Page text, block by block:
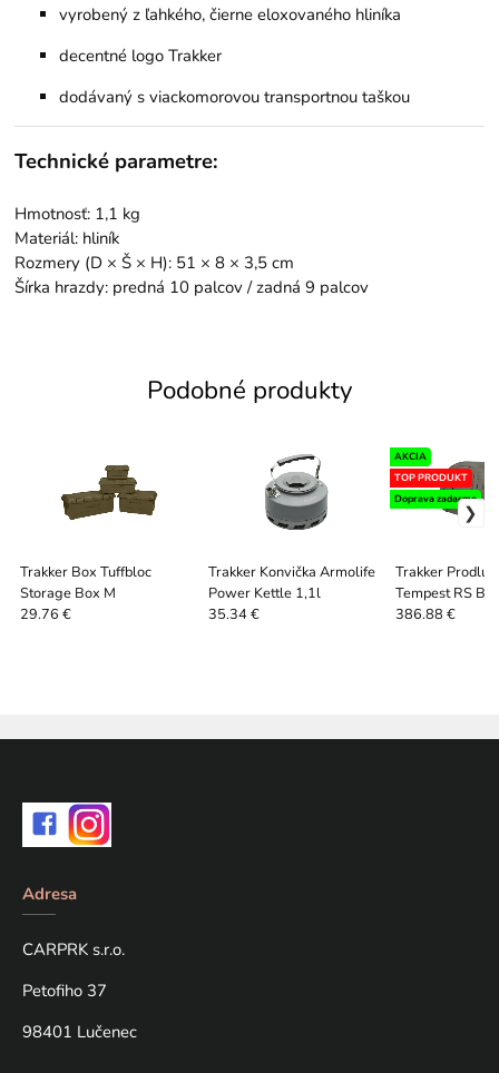
vyrobený z ľahkého, čierne eloxovaného hliníka
decentné logo Trakker
dodávaný s viackomorovou transportnou taškou
Technické parametre:
Hmotnosť: 1,1 kg
Materiál: hliník
Rozmery (D × Š × H): 51 × 8 × 3,5 cm
Šírka hrazdy: predná 10 palcov / zadná 9 palcov
Podobné produkty
Trakker Box Tuffbloc
Storage Box M
29.76 €
Trakker Konvička Armolife
Power Kettle 1,1l
35.34 €
Trakker
Tempest RS
Cap
AKCIA
TOP PRODUKT
Doprava zadarmo
386.88 €
Adresa
CARPRK s.r.o.
Petofiho 37
98401 Lučenec